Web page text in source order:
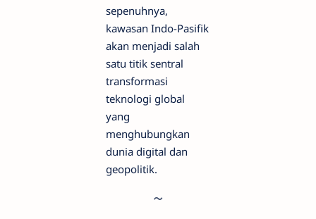
sepenuhnya,
kawasan Indo-Pasifik
akan menjadi salah
satu titik sentral
transformasi
teknologi global
yang
menghubungkan
dunia digital dan
geopolitik.